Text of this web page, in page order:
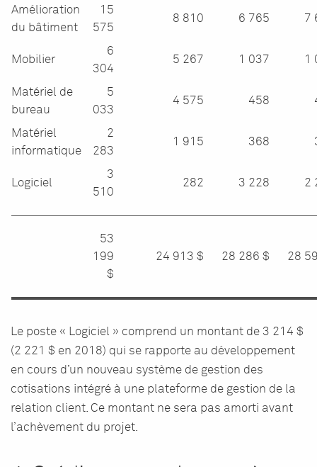
Amélioration
du bâtiment
15
575
8 810 6 765 7
Mobilier
6
304
5 267 1 037 1
Matériel de
bureau
5
033
4 575 458
Matériel
informatique
2
283
1 915 368
Logiciel
3
510
282 3 228 2
53
199
$
24 913 $ 28 286 $ 28
Le poste « Logiciel » comprend un montant de 3 214 $
(2 221 $ en 2018) qui se rapporte au développement
en cours d’un nouveau système de gestion des
cotisations intégré à une plateforme de gestion de la
relation client. Ce montant ne sera pas amorti avant
l’achèvement du projet.